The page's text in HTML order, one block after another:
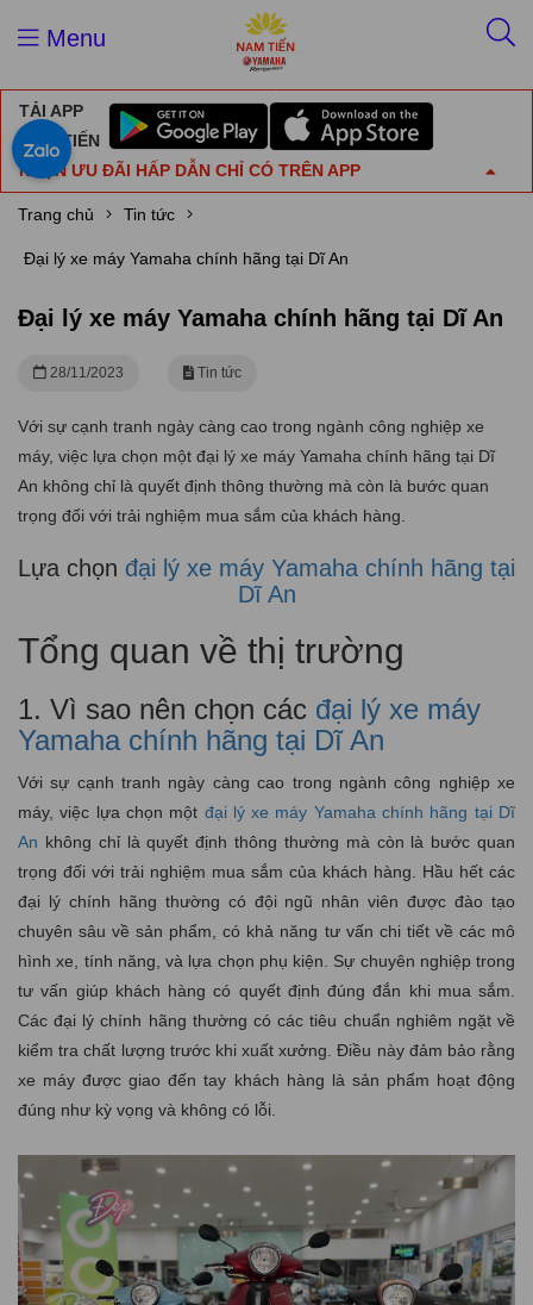
Menu
TẢI APP
NAM TIẾN
NHẬN ƯU ĐÃI HẤP DẪN CHỈ CÓ TRÊN APP
Trang chủ Tin tức
Đại lý xe máy Yamaha chính hãng tại Dĩ An
Đại lý xe máy Yamaha chính hãng tại Dĩ An
28/11/2023 Tin tức
Với sự cạnh tranh ngày càng cao trong ngành công nghiệp xe
máy, việc lựa chọn một đại lý xe máy Yamaha chính hãng tại Dĩ
An không chỉ là quyết định thông thường mà còn là bước quan
trọng đối với trải nghiệm mua sắm của khách hàng.
Lựa chọn đại lý xe máy Yamaha chính hãng tại
Dĩ An
Tổng quan về thị trường
1. Vì sao nên chọn các đại lý xe máy
Yamaha chính hãng tại Dĩ An
Với sự cạnh tranh ngày càng cao trong ngành công nghiệp xe
máy, việc lựa chọn một đại lý xe máy Yamaha chính hãng tại Dĩ
An không chỉ là quyết định thông thường mà còn là bước quan
trọng đối với trải nghiệm mua sắm của khách hàng. Hầu hết các
đại lý chính hãng thường có đội ngũ nhân viên được đào tạo
chuyên sâu về sản phẩm, có khả năng tư vấn chi tiết về các mô
hình xe, tính năng, và lựa chọn phụ kiện. Sự chuyên nghiệp trong
tư vấn giúp khách hàng có quyết định đúng đắn khi mua sắm.
Các đại lý chính hãng thường có các tiêu chuẩn nghiêm ngặt về
kiểm tra chất lượng trước khi xuất xưởng. Điều này đảm bảo rằng
xe máy được giao đến tay khách hàng là sản phẩm hoạt động
đúng như kỳ vọng và không có lỗi.